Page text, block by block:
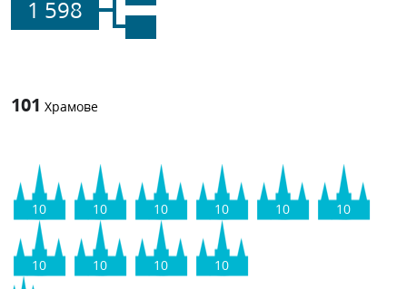
1 598
101 Храмове
10 10 10 10 10 10
10 10 10 10